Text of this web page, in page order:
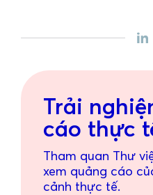
Trải
cáo thực
Tham quan Thư
xem quảng cáo
cảnh thực tế.